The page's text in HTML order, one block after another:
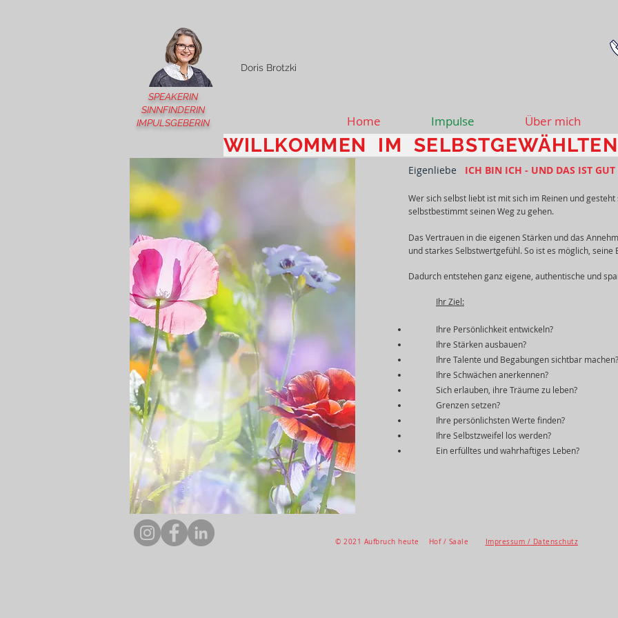
Doris Brotzki
SPEAKERIN
SINNFINDERIN
IMPULSGEBERIN
Home Impulse Über mich
WILLKOMMEN IM
Eigenliebe ICH BIN ICH - UND DAS IST GUT
Wer sich selbst liebt ist mit sich im Reinen und
selbstbestimmt seinen Weg zu gehen.
Das Vertrauen in die eigenen Stärken und das
und starkes Selbstwertgefühl. So ist es möglich,
Dadurch entstehen ganz eigene, authentische und
Ihr Ziel:
Ihre Persönlichkeit entwickeln?
Ihre Stärken ausbauen?
Ihre Talente und Begabungen sichtbar machen?
Ihre Schwächen anerkennen?
Sich erlauben, ihre Träume zu leben?
Grenzen setzen?
Ihre persönlichsten Werte finden?
Ihre Selbstzweifel los werden?
Ein erfülltes und wahrhaftiges Leben?
​© 2021 Aufbruch heute Hof / Saale Impressum / Datenschutz